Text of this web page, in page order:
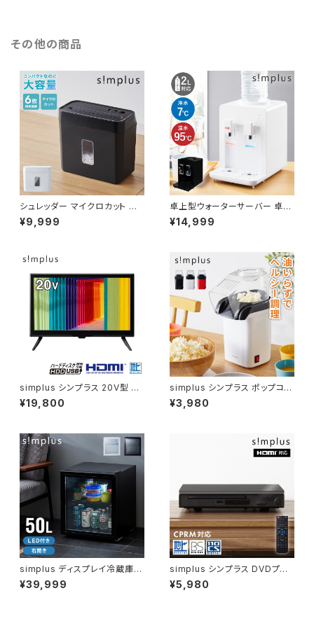
その他の商品
シュレッダー マイクロカット 定
格5枚 最大6枚同時細断 電動
小型 家用 オフィス 卓上 コンパ
シンプラス SP-SRD02【送料無
¥9,999
卓上型ウォーターサーバー 卓上
ペットボトル対応 プッシュ式 温
水 冷水 ボトル ロック付き サー
S
¥14,999
simplus シンプラス 20V型 液
晶テレビ 1波 SP-20TVD-01
¥19,800
simplus シンプラス ポップコー
ンメーカー SP-PM01
¥3,980
simplus ディスプレイ冷蔵庫 5
0L ガラストップ コンプレッサー
式 温度設定0-10℃ 1ドア LED
¥39,999
simplus シンプラス DVDプレ
イヤー HDMI対応 リモコン付き
HDVD-01
¥5,980